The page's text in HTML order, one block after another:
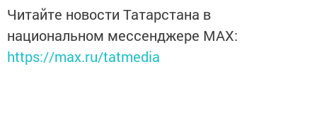
Читайте новости Татарстана в
национальном мессенджере MАХ:
https://max.ru/tatmedia